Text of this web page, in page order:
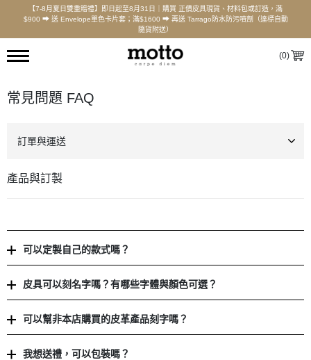
【7-8月夏日雙重贈禮】即日起至8月31日｜購買 正價皮具現貨、材料包或訂造，滿
$900 ⮕ 送 Envelope單色卡片套；滿$1600 ⮕ 再送 Tarrago防水防污噴劑（達標自動
隨貨附送）
(0)
常見問題 FAQ
訂單與運送
產品與訂製
可以定製自己的款式嗎？
皮具可以刻名字嗎？有哪些字體與顏色可選？
可以幫非本店購買的皮革產品刻字嗎？
我想送禮，可以包裝嗎？